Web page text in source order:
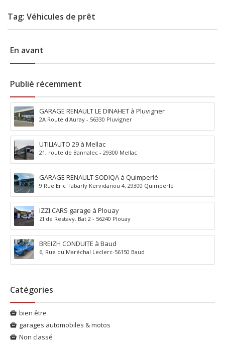
Tag: Véhicules de prêt
En avant
Publié récemment
GARAGE RENAULT LE DINAHET à Pluvigner
2A Route d'Auray - 56330 Pluvigner
UTILIAUTO 29 à Mellac
21, route de Bannalec - 29300 Mellac
GARAGE RENAULT SODIQA à Quimperlé
9 Rue Eric Tabarly Kervidanou 4, 29300 Quimperlé
IZZI CARS garage à Plouay
ZI de Restavy. Bat 2 - 56240 Plouay
BREIZH CONDUITE à Baud
6, Rue du Maréchal Leclerc-56150 Baud
Catégories
bien être
garages automobiles & motos
Non classé